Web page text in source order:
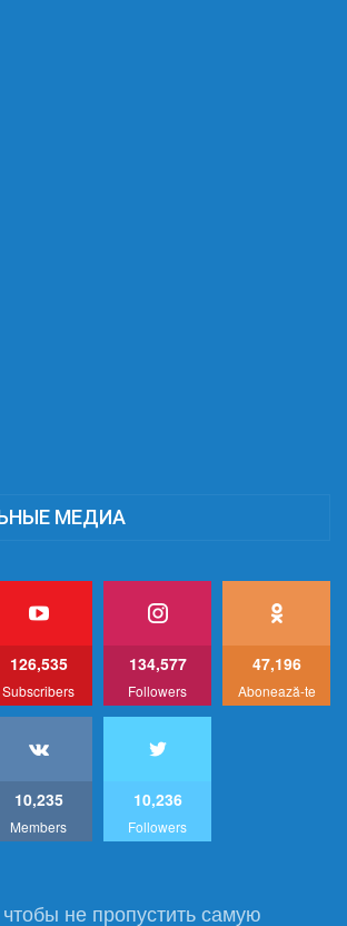
МЕДИА
126,535
Subscribers
134,577
Followers
47,196
Abonează-te
10,235
Members
10,236
Followers
не пропустить самую